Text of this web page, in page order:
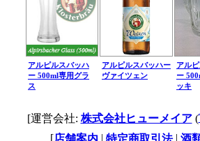
アルピルスバッハ
ー 500ml専用グラ
ス
アルピルスバッハー
ヴァイツェン
アル
ー
ッキ
[運営会社: 株式会社ヒューメイア(
[店舗案内 | 特定商取引法| 酒